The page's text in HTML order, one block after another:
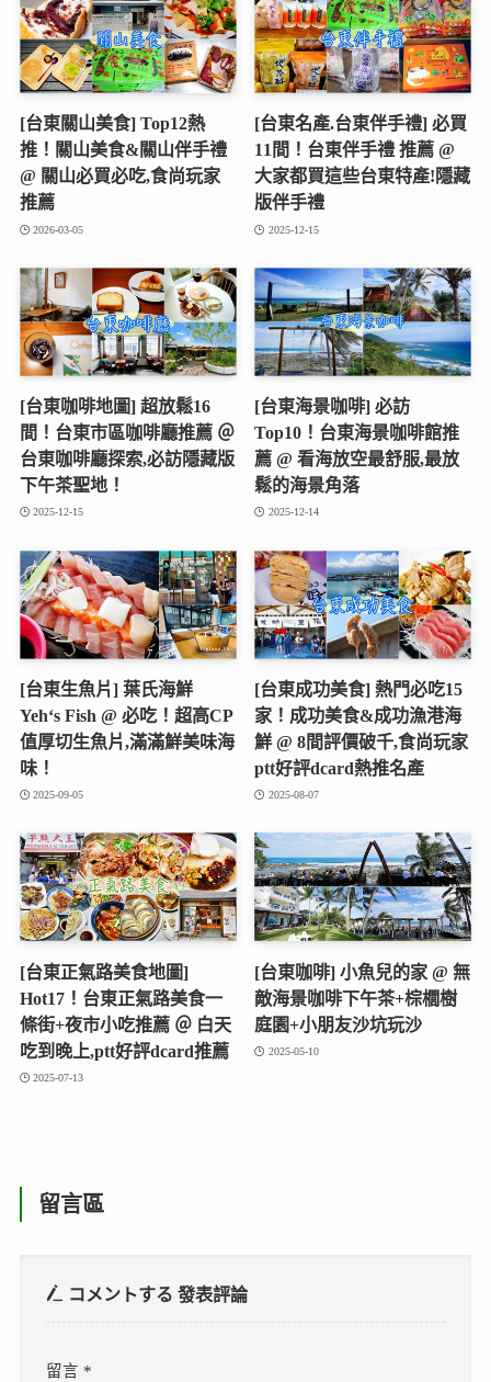
[台東關山美食] Top12熱
推！關山美食&關山伴手禮
@ 關山必買必吃,食尚玩家
推薦
2026-03-05
[台東名產.台東伴手禮] 必買
11間！台東伴手禮 推薦 @
大家都買這些台東特產!隱藏
版伴手禮
2025-12-15
[台東咖啡地圖] 超放鬆16
間！台東市區咖啡廳推薦 ＠
台東咖啡廳探索,必訪隱藏版
下午茶聖地！
2025-12-15
[台東海景咖啡] 必訪
Top10！台東海景咖啡館推
薦 @ 看海放空最舒服,最放
鬆的海景角落
2025-12-14
[台東生魚片] 葉氏海鮮
Yeh‘s Fish @ 必吃！超高CP
值厚切生魚片,滿滿鮮美味海
味！
2025-09-05
[台東成功美食] 熱門必吃15
家！成功美食&成功漁港海
鮮 @ 8間評價破千,食尚玩家
ptt好評dcard熱推名產
2025-08-07
[台東正氣路美食地圖]
Hot17！台東正氣路美食一
條街+夜市小吃推薦 ＠ 白天
吃到晚上,ptt好評dcard推薦
2025-07-13
[台東咖啡] 小魚兒的家 @ 無
敵海景咖啡下午茶+棕櫚樹
庭園+小朋友沙坑玩沙
2025-05-10
留言區
コメントする發表評論
留言 *